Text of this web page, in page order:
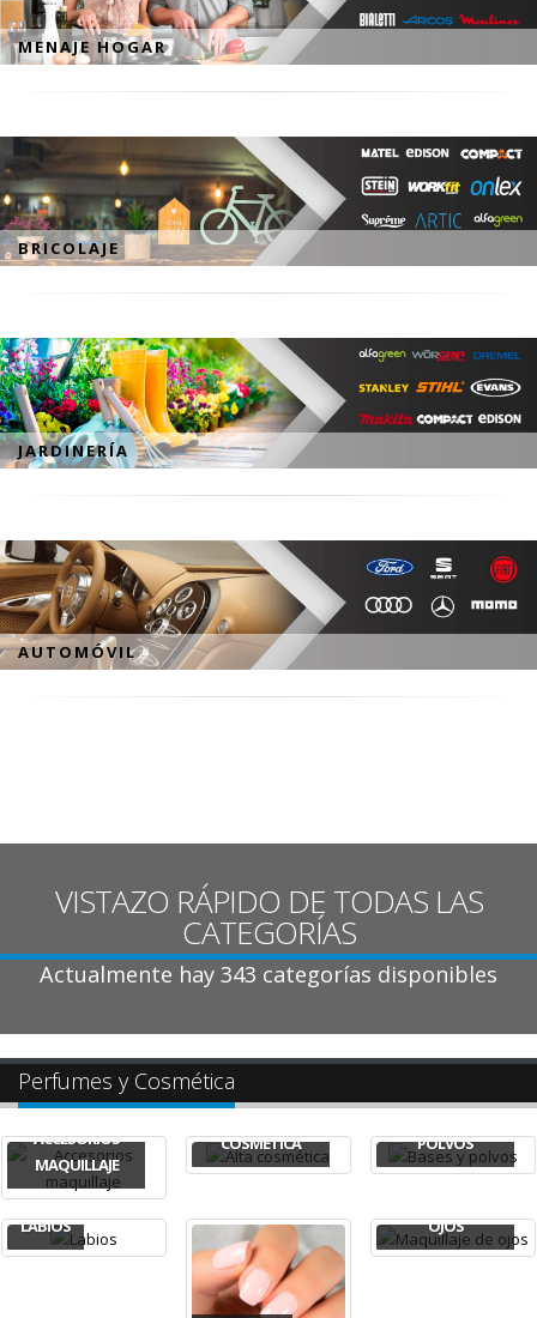
MENAJE HOGAR
BRICOLAJE
JARDINERÍA
AUTOMÓVIL
VISTAZO RÁPIDO DE TODAS LAS
CATEGORÍAS
Actualmente hay 343 categorías disponibles
Perfumes y Cosmética
ACCESORIOS
MAQUILLAJE
COSMÉTICA
POLVOS
LABIOS
OJOS